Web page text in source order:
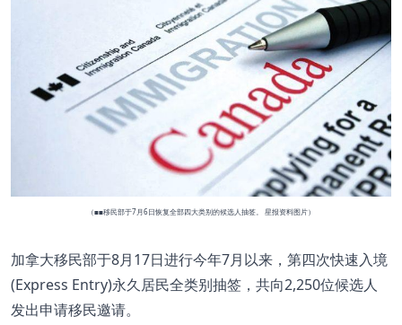
（■■移民部于7月6日恢复全部四大类别的候选人抽签。 星报资料图片）
加拿大移民部于8月17日进行今年7月以来，第四次快速入境
(Express Entry)永久居民全类别抽签，共向2,250位候选人
发出申请移民邀请。